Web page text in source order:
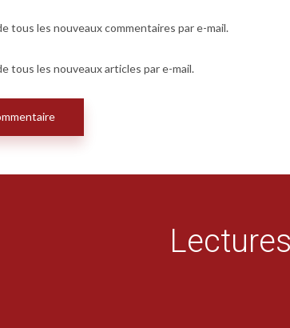
tous les nouveaux commentaires par e-mail.
tous les nouveaux articles par e-mail.